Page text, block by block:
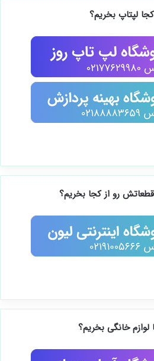
لپتاپ بخریم؟
قطعاتش رو از کجا بخریم؟
لوازم خانگی بخریم؟